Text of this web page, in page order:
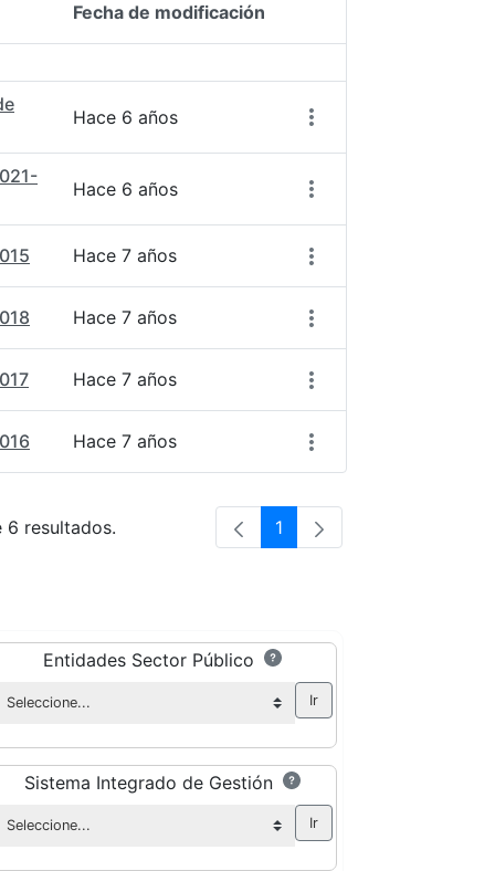
Fecha de modificación
Hace 6 años
Hace 6 años
Hace 7 años
Hace 7 años
Hace 7 años
Hace 7 años
6 resultados. Página
1
Entidades Sector Público
Sistema Integrado de Gestión